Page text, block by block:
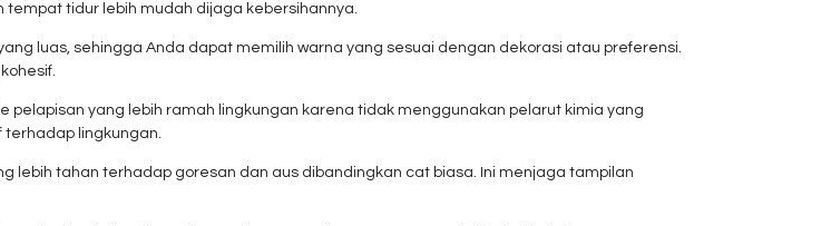
tidur lebih mudah dijaga kebersihannya.
luas, sehingga Anda dapat memilih warna yang sesuai dengan dekorasi atau preferensi.
pelapisan yang lebih ramah lingkungan karena tidak menggunakan pelarut kimia yang
terhadap lingkungan.
lebih tahan terhadap goresan dan aus dibandingkan cat biasa. Ini menjaga tampilan